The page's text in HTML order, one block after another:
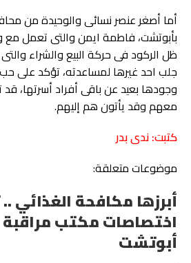
أما أصغر عنصر نسائى والوحيدة من
بأبوتشت، فاطمة ايمن والتى تعمل مع
ظل الركود فى حركة البيع والشراء
جلب احد غيرها لمساعدته، تؤكد على
وجودها بعيد عن باقى أفراد أسرتها،
معهم وقد يأتون هم إليهم.
كتبت: ندى بدر
موضوعات متعلقة:
أبرزها مكافحة الغذائي
اختصاصات مكتب مراقبة
أبوتشت